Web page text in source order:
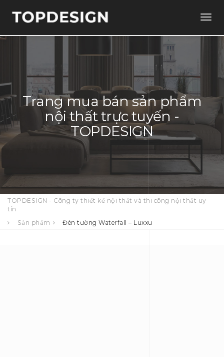
Trang mua bán sản phẩm
nội thất trực tuyến -
TOPDESIGN
TOPDESIGN - Công ty thiết kế nội thất và thi công nội thất uy
tín
Sản phẩm
Đèn tường Waterfall – Luxxu